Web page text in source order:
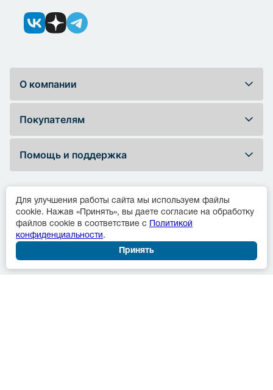
О компании
Покупателям
Помощь и поддержка
Рейтинг магазина на Яндексе
Мы зарегистрированы на портале поставщиков
Для улучшения работы сайта мы используем файлы
cookie. Нажав «Принять», вы даете согласие на обработку
файлов cookie в соответствие с Политикой
конфиденциальности.
Принять